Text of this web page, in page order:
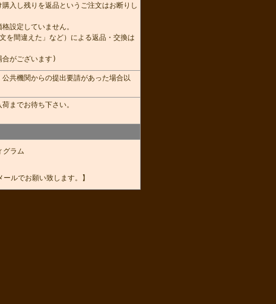
入し残りを返品というご注文はお断りし
設定していません。
を間違えた」など）による返品・交換は
合がございます)
共機関からの提出要請があった場合以
までお待ち下さい。
ラム
ルでお願い致します。】